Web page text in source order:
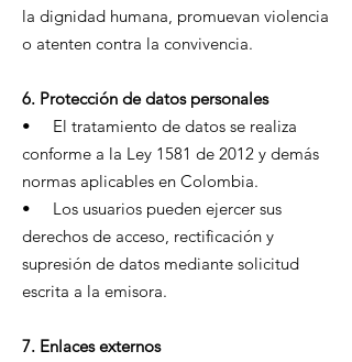
la dignidad humana, promuevan violencia
o atenten contra la convivencia.
6. Protección de datos personales
• El tratamiento de datos se realiza
conforme a la Ley 1581 de 2012 y demás
normas aplicables en Colombia.
• Los usuarios pueden ejercer sus
derechos de acceso, rectificación y
supresión de datos mediante solicitud
escrita a la emisora.
7. Enlaces externos